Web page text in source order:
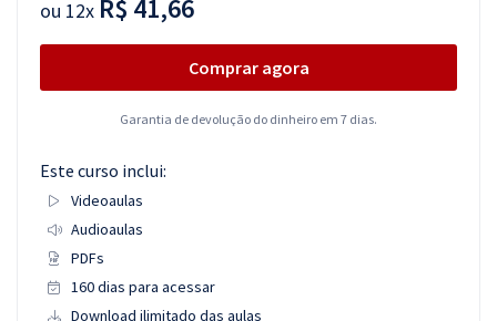
ou 12x R$ 41,66
Comprar agora
Garantia de devolução do dinheiro em 7 dias.
Este curso inclui:
Videoaulas
Audioaulas
PDFs
160 dias para acessar
Download ilimitado das aulas